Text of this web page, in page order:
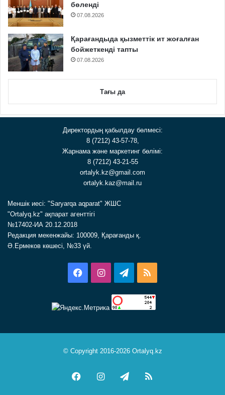
бөленді
07.08.2026
Қарағандыда қызметтік ит жоғалған
бойжеткенді тапты
07.08.2026
Тағы да
Директордың қабылдау бөлмесі:
8 (7212) 43-57-78,
Жарнама және маркетинг бөлімі:
8 (7212) 43-21-55
ortalyk.kz@gmail.com
ortalyk.kaz@mail.ru
Меншік иесі: "Saryarqa aqparat" ЖШС
"Ortalyq.kz" ақпарат агенттігі
№17402-ИА 20.12.2018
Редакция мекенжайы: 100009, Қарағанды қ.
Ә.Ермеков көшесі, №33 үй.
FacebookInstagramTelegram
© Copyright 2016-2026 Ortalyq.kz
FacebookInstagramTelegram